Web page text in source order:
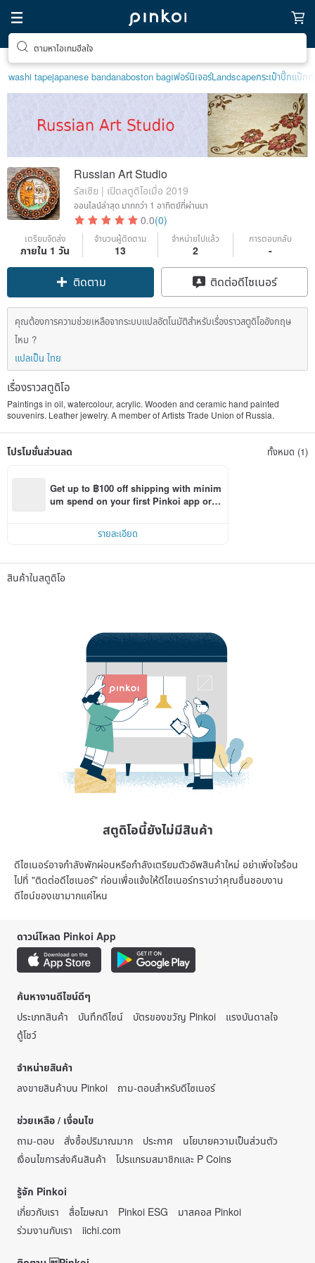
ตามหาไอเทมฮีลใจ
washi tapejapanese bandanaboston bagเฟอร์นิเจอร์Landscapeกระเป๋าปิ๊กแป๊ก
Russian Art Studio
รัสเซีย | เปิดสตูดิโอเมื่อ 2019
ออนไลน์ล่าสุด มากกว่า 1 อาทิตย์ที่ผ่านมา
0.0(0)
เตรียมจัดส่ง
ภายใน 1 วัน
จำนวนผู้ติดตาม
13
จำหน่ายไปแล้ว
2
การตอบกลับ
-
ติดตาม ติดต่อดีไซเนอร์
คุณต้องการความช่วยเหลือจากระบบแปลอัตโนมัติสำหรับเรื่องราวสตูดิโออังกฤษ
ไหม ?
แปลเป็น ไทย
เรื่องราวสตูดิโอ
Paintings in oil, watercolour, acrylic. Wooden and ceramic hand painted
souvenirs. Leather jewelry. A member of Artists Trade Union of Russia.
โปรโมชั่นส่วนลด ทั้งหมด (1)
Get up to ฿100 off shipping with minim
um spend on your first Pinkoi app orde
รายละเอียด
สินค้าในสตูดิโอ
สตูดิโอนี้ยังไม่มีสินค้า
ดีไซเนอร์อาจกำลังพักผ่อนหรือกำลังเตรียมตัวอัพสินค้าใหม่ อย่าเพิ่งใจร้อน
ไปที่ "ติดต่อดีไซเนอร์" ก่อนเพื่อแจ้งให้ดีไซเนอร์ทราบว่าคุณชื่นชอบงาน
ดีไซน์ของเขามากแค่ไหน
ดาวน์โหลด Pinkoi App
ค้นหางานดีไซน์ดีๆ
ประเภทสินค้า
บันทึกดีไซน์ บัตรของขวัญ Pinkoi
แรงบันดาลใจ
ตู้โชว์
จำหน่ายสินค้า
ลงขายสินค้าบน Pinkoi
ถาม-ตอบสำหรับดีไซเนอร์
ช่วยเหลือ / เงื่อนไข
ถาม-ตอบ
สั่งซื้อปริมาณมาก ประกาศ
นโยบายความเป็นส่วนตัว
เงื่อนไขการส่งคืนสินค้า
โปรแกรมสมาชิกและ P Coins
รู้จัก Pinkoi
เกี่ยวกับเรา
สื่อโฆษณา Pinkoi ESG
มาสคอส Pinkoi
ร่วมงานกับเรา
iichi.com